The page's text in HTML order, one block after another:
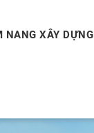
NANG XÂY DỰNG